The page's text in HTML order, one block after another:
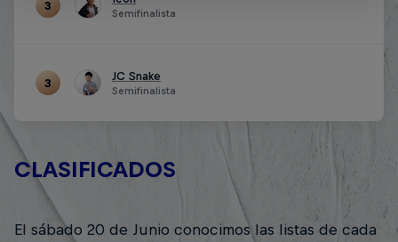
3
Semifinalista
3 JC Snake
Semifinalista
CLASIFICADOS
El sábado 20 de Junio conocimos las listas de cada